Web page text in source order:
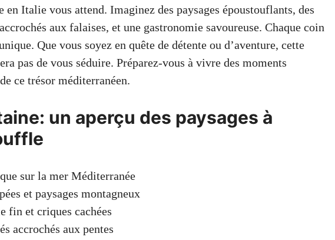
en Italie vous attend. Imaginez des paysages époustouflants, des
aux falaises, et une gastronomie savoureuse. Chaque coin
Que vous soyez en quête de détente ou d’aventure, cette
pas de vous séduire. Préparez-vous à vivre des moments
ce trésor méditerranéen.
un aperçu des paysages à
sur la mer Méditerranée
et paysages montagneux
fin et criques cachées
accrochés aux pentes